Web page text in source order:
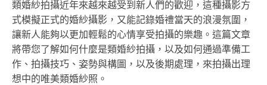
類婚紗拍攝近年來越來越受到新人們的歡迎，這種攝影方
式模擬正式的婚紗攝影，又能記錄婚禮當天的浪漫氛圍，
讓新人能夠以更加輕鬆的心情享受拍攝的樂趣。這篇文章
將帶您了解如何什麼是類婚紗拍攝，以及如何通過準備工
作、拍攝技巧、姿勢與構圖，以及後期處理，來拍攝出理
想中的唯美類婚紗照。